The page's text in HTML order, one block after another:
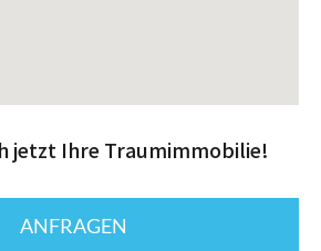
jetzt Ihre Traumimmobilie!